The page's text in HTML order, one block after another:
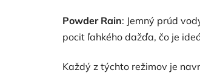
Powder Rain: Jemný prúd
pocit ľahkého dažďa, čo je
Každý z týchto režimov je